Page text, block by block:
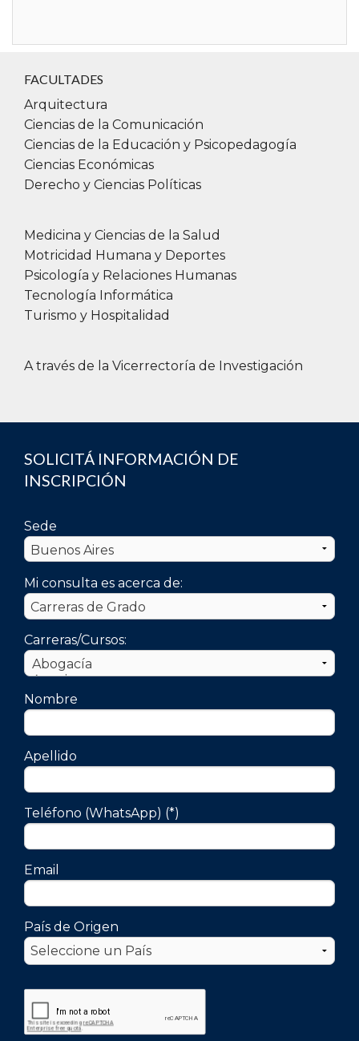
FACULTADES
Arquitectura
Ciencias de la Comunicación
Ciencias de la Educación y Psicopedagogía
Ciencias Económicas
Derecho y Ciencias Políticas
Medicina y Ciencias de la Salud
Motricidad Humana y Deportes
Psicología y Relaciones Humanas
Tecnología Informática
Turismo y Hospitalidad
A través de la Vicerrectoría de Investigación
SOLICITÁ INFORMACIÓN DE
INSCRIPCIÓN
Sede
Mi consulta es acerca de:
Carreras/Cursos:
Nombre
Apellido
Teléfono (WhatsApp) (*)
Email
País de Origen